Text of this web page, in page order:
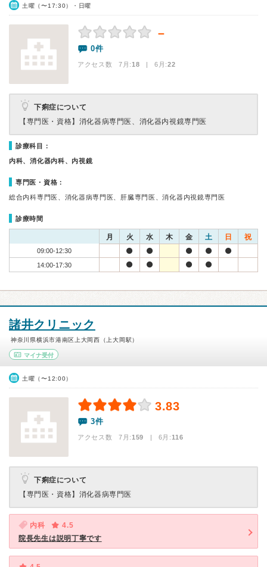
土曜（〜17:30）・日曜
－
0件
アクセス数 7月:18 | 6月:22
下痢症について
【専門医・資格】 消化器病専門医、消化器内視鏡専門医
診療科目：
内科、消化器内科、内視鏡
専門医・資格：
総合内科専門医、消化器病専門医、肝臓専門医、消化器内視鏡専門医
診療時間
月 火 水 木 金 土 日 祝
09:00-12:30
14:00-17:30
諸井クリニック
神奈川県横浜市港南区上大岡西（上大岡駅）
マイナ受付
土曜（〜12:00）
3.83
3件
アクセス数 7月:159 | 6月:116
下痢症について
【専門医・資格】 消化器病専門医
内科
4.5
院長先生は説明丁寧です